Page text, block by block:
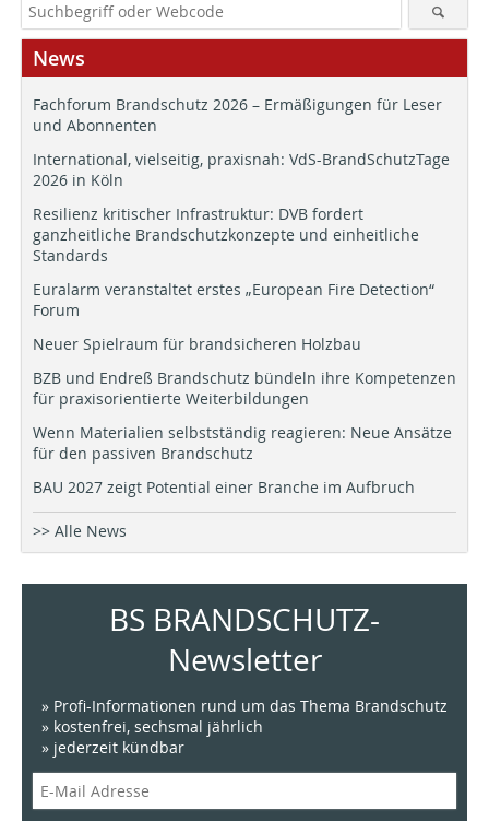
News
Fachforum Brandschutz 2026 – Ermäßigungen für Leser
und Abonnenten
International, vielseitig, praxisnah: VdS-BrandSchutzTage
2026 in Köln
Resilienz kritischer Infrastruktur: DVB fordert
ganzheitliche Brandschutzkonzepte und einheitliche
Standards
Euralarm veranstaltet erstes „European Fire Detection“
Forum
Neuer Spielraum für brandsicheren Holzbau
BZB und Endreß Brandschutz bündeln ihre Kompetenzen
für praxisorientierte Weiterbildungen
Wenn Materialien selbstständig reagieren: Neue Ansätze
für den passiven Brandschutz
BAU 2027 zeigt Potential einer Branche im Aufbruch
>> Alle News
BS BRANDSCHUTZ-
Newsletter
» Profi-Informationen rund um das Thema Brandschutz
» kostenfrei, sechsmal jährlich
» jederzeit kündbar